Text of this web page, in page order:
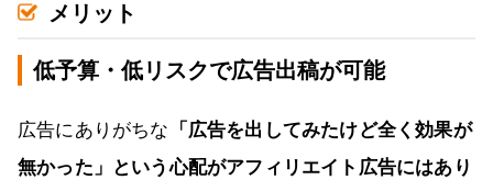
メリット
低予算・低リスクで広告出稿が可能
広告にありがちな 「広告を出してみたけど全く効果が
無かった」という心配がアフィリエイト広告にはあり